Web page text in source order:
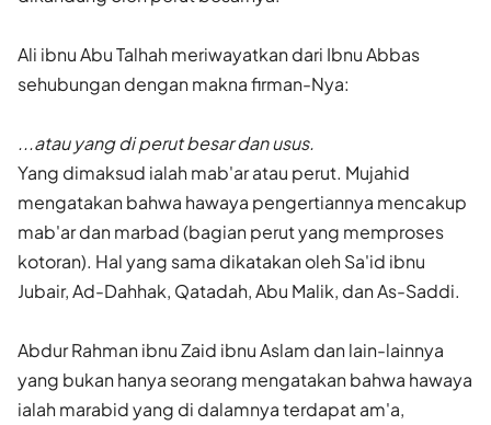
Ali ibnu Abu Talhah meriwayatkan dari Ibnu Abbas
sehubungan dengan makna firman-Nya:
...atau yang di perut besar dan usus.
Yang dimaksud ialah mab'ar atau perut. Mujahid
mengatakan bahwa hawaya pengertiannya mencakup
mab'ar dan marbad (bagian perut yang memproses
kotoran). Hal yang sama dikatakan oleh Sa'id ibnu
Jubair, Ad-Dahhak, Qatadah, Abu Malik, dan As-Saddi.
Abdur Rahman ibnu Zaid ibnu Aslam dan lain-lainnya
yang bukan hanya seorang mengatakan bahwa hawaya
ialah marabid yang di dalamnya terdapat am'a,